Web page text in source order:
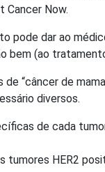
Cancer Now.
pode dar ao
bem (ao
“câncer de
diversos.
de cada
tumores HER2